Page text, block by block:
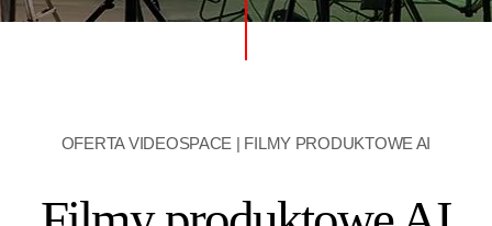
OFERTA VIDEOSPACE | FILMY PRODUKTOWE AI